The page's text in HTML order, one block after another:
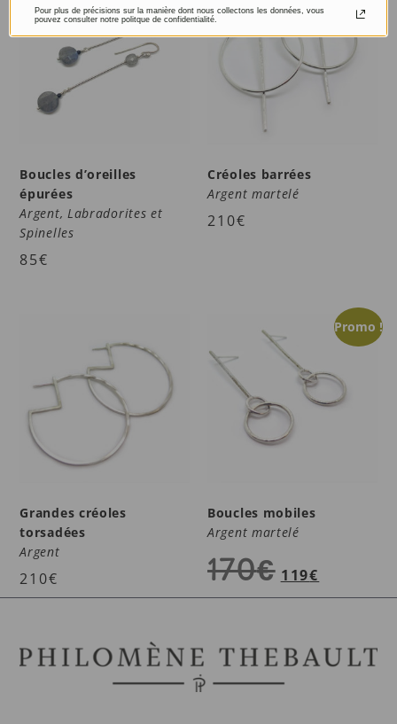
Boucles d’oreilles
épurées
Argent, Labradorites et
Spinelles
85€
Créoles barrées
Argent martelé
210€
Grandes créoles
torsadées
Argent
210€
Promo !
Boucles mobiles
Argent martelé
170€ 119€
Pour plus de précisions sur la manière dont nous collectons les données, vous
pouvez consulter notre politque de confidentialité.